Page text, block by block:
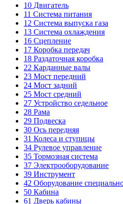
10 Двигатель
11 Система питания
12 Система выпуска газа
13 Система охлаждения
16 Сцепление
17 Коробка передач
18 Раздаточная коробка
22 Карданные валы
23 Мост передний
24 Мост задний
25 Мост средний
27 Устройство седельное
28 Рама
29 Подвеска
30 Ось передняя
31 Колеса и ступицы
34 Рулевое управление
35 Тормозная система
37 Электрооборудование
39 Инструмент
42 Оборудование
50 Кабина
61 Дверь кабины